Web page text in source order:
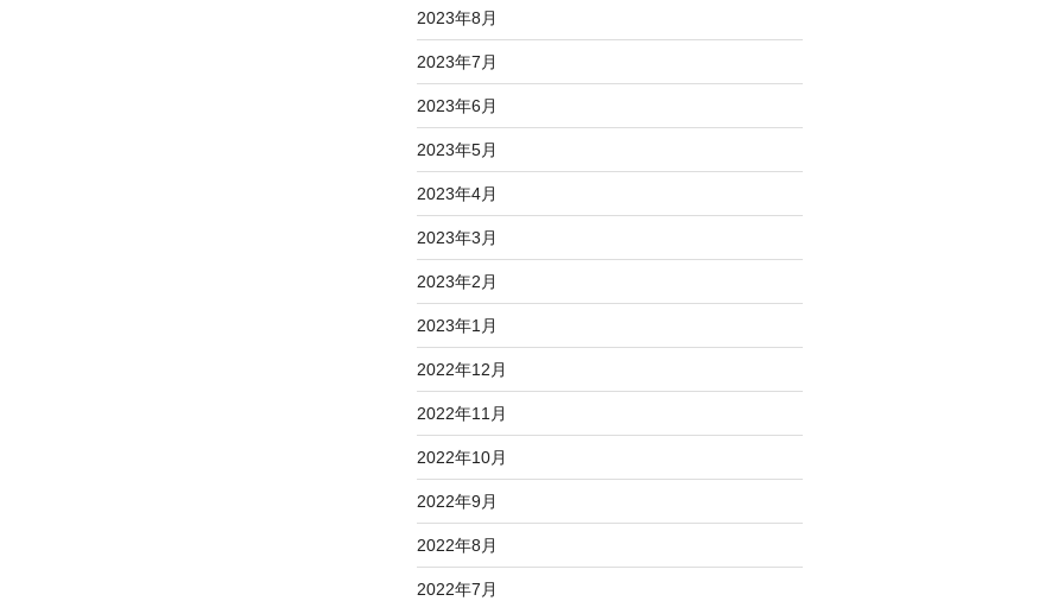
2023年8月
2023年7月
2023年6月
2023年5月
2023年4月
2023年3月
2023年2月
2023年1月
2022年12月
2022年11月
2022年10月
2022年9月
2022年8月
2022年7月